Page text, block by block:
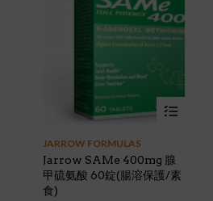
JARROW FORMULAS
Jarrow SAMe 400mg 腺
甲硫氨酸 60錠(腸溶保護/素
食)